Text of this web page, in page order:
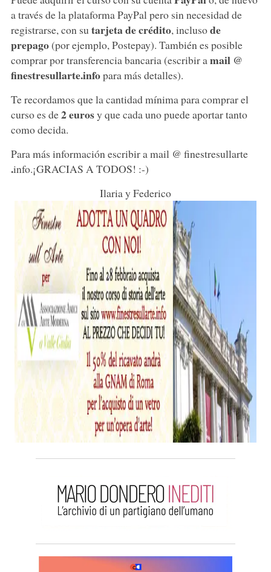
a través de la plataforma PayPal pero sin necesidad de
registrarse, con su tarjeta de crédito, inclusode
prepago(por ejemplo, Postepay). También es posible
comprar por transferencia bancaria (escribir a mail @
finestresullarte.infopara más detalles).
Te recordamos que la cantidad mínima para comprar el
curso es de2 eurosy que cada uno puede aportar tanto
como decida.
Para más información escribir a mail @ finestresullarte
.info.¡GRACIAS A TODOS! :-)
Ilaria y Federico